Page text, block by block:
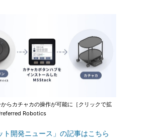
らカチャカの操作が可能に［クリックで拡
Robotics
開発ニュース」の記事はこちら